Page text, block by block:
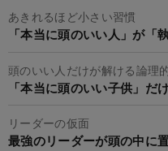
あきれるほど小さい習慣
「本当に頭のいい人」が「
頭のいい人だけが解ける論理
「本当に頭のいい子供」だ
リーダーの仮面
最強のリーダーが頭の中に